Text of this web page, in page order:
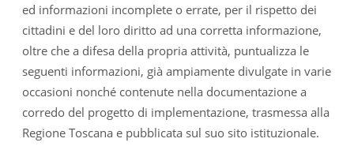
ed informazioni incomplete o errate, per il rispetto dei
cittadini e del loro diritto ad una corretta informazione,
oltre che a difesa della propria attività, puntualizza le
seguenti informazioni, già ampiamente divulgate in varie
occasioni nonché contenute nella documentazione a
corredo del progetto di implementazione, trasmessa alla
Regione Toscana e pubblicata sul suo sito istituzionale.